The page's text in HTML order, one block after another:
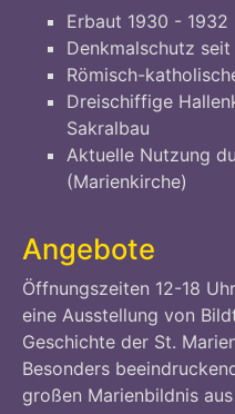
Erbaut 1930 - 1932
Denkmalschutz seit
Römisch-
Dreischiffige
Sakralbau
Aktuelle Nutzung
(Marienkirche)
Angebote
Öffnungszeiten 12-18
eine Ausstellung von
Geschichte der St.
Besonders
großen Marienbildnis